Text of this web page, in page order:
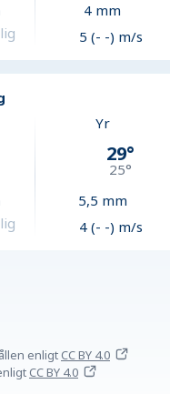
4 mm
5 (- -) m/s
Yr
29°
25°
5,5 mm
4 (- -) m/s
enligtCC BY 4.0
CC BY 4.0